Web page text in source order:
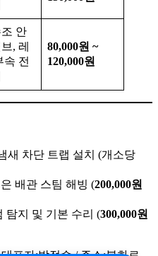
안
, 레
속 전
80,000원 ~
120,000원
새 차단 트랩 설치 (개소당
배관 스팀 해빙 (200,000원
탐지 및 기본 수리 (300,000원